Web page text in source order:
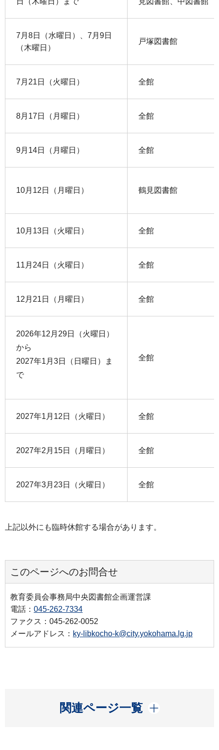
7月8日（水曜日）、7月9日
（木曜日）
戸塚図書館
7月21日（火曜日） 全館
8月17日（月曜日） 全館
9月14日（月曜日） 全館
10月12日（月曜日） 鶴見図書館
10月13日（火曜日） 全館
11月24日（火曜日） 全館
12月21日（月曜日） 全館
2026年12月29日（火曜日）
から
2027年1月3日（日曜日）ま
で
全館
2027年1月12日（火曜日） 全館
2027年2月15日（月曜日） 全館
2027年3月23日（火曜日） 全館
上記以外にも臨時休館する場合があります。
このページへのお問合せ
教育委員会事務局中央図書館企画運営課
電話： 045-262-7334
ファクス：045-262-0052
メールアドレス： ky-libkocho-k@city.yokohama.lg.jp
関連ページ一覧
開く